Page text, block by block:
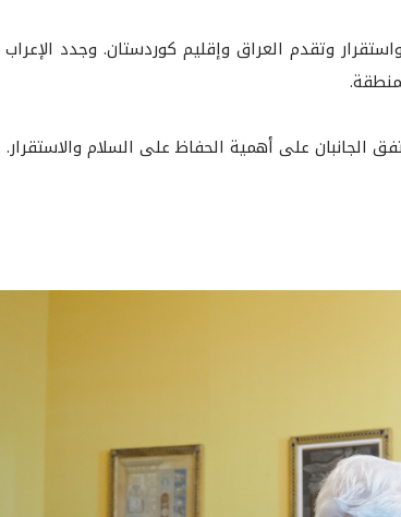
وتقدم العراق وإقليم كوردستان. وجدد
على أهمية الحفاظ على السلام والاستقرار.